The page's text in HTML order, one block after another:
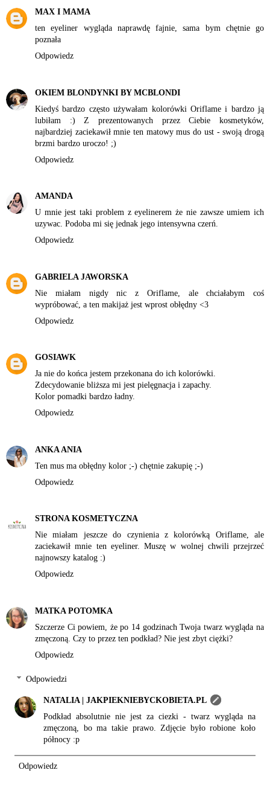
MAX I MAMA
ten eyeliner wygląda naprawdę fajnie, sama bym chętnie go
poznała
Odpowiedz
OKIEM BLONDYNKI BY MCBLONDI
Kiedyś bardzo często używałam kolorówki Oriflame i bardzo ją
lubiłam :) Z prezentowanych przez Ciebie kosmetyków,
najbardziej zaciekawił mnie ten matowy mus do ust - swoją drogą
brzmi bardzo uroczo! ;)
Odpowiedz
AMANDA
U mnie jest taki problem z eyelinerem że nie zawsze umiem ich
uzywac. Podoba mi się jednak jego intensywna czerń.
Odpowiedz
GABRIELA JAWORSKA
Nie miałam nigdy nic z Oriflame, ale chciałabym coś
wypróbować, a ten makijaż jest wprost obłędny <3
Odpowiedz
GOSIAWK
Ja nie do końca jestem przekonana do ich kolorówki.
Zdecydowanie bliższa mi jest pielęgnacja i zapachy.
Kolor pomadki bardzo ładny.
Odpowiedz
ANKA ANIA
Ten mus ma obłędny kolor ;-) chętnie zakupię ;-)
Odpowiedz
STRONA KOSMETYCZNA
Nie miałam jeszcze do czynienia z kolorówką Oriflame, ale
zaciekawił mnie ten eyeliner. Muszę w wolnej chwili przejrzeć
najnowszy katalog :)
Odpowiedz
MATKA POTOMKA
Szczerze Ci powiem, że po 14 godzinach Twoja twarz wygląda na
zmęczoną. Czy to przez ten podkład? Nie jest zbyt ciężki?
Odpowiedz
Odpowiedzi
NATALIA | JAKPIEKNIEBYCKOBIETA.PL
Podkład absolutnie nie jest za ciezki - twarz wygląda na
zmęczoną, bo ma takie prawo. Zdjęcie było robione koło
północy :p
Odpowiedz